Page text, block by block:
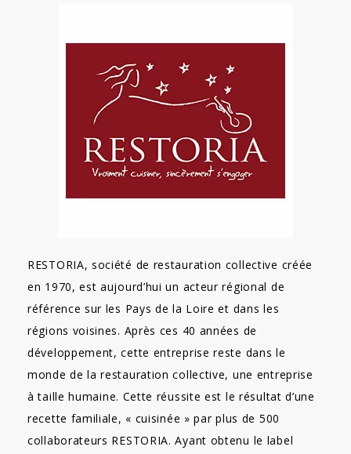
RESTORIA, société de restauration collective créée
en 1970, est aujourd’hui un acteur régional de
référence sur les Pays de la Loire et dans les
régions voisines. Après ces 40 années de
développement, cette entreprise reste dans le
monde de la restauration collective, une entreprise
à taille humaine. Cette réussite est le résultat d’une
recette familiale, « cuisinée » par plus de 500
collaborateurs RESTORIA. Ayant obtenu le label